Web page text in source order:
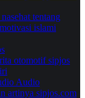
Audio